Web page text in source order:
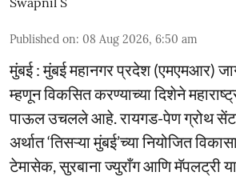
Published on: 08 Aug 2026, 6:50 am
मुंबई : मुंबई महानगर प्रदेश (एमएमआर)
म्हणून विकसित करण्याच्या दिशेने
पाऊल उचलले आहे. रायगड-पेण ग्रोथ
अर्थात ‘तिसऱ्या मुंबई’च्या नियोजित
टेमासेक, सुरबाना ज्युराँग आणि मॅपलट्री